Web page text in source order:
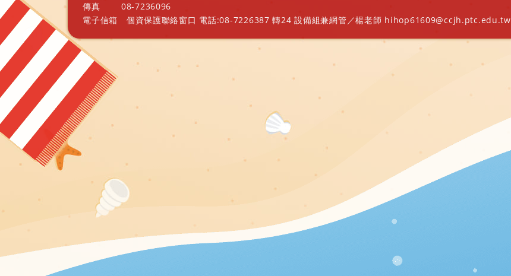
傳真
08-7236096
電子信箱
個資保護聯絡窗口 電話:08-7226387 轉24 設備組兼網管／楊老師 hihop61609@ccjh.ptc.edu.tw